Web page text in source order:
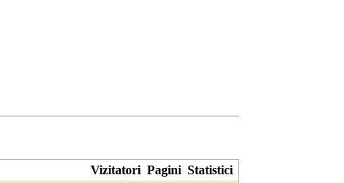
Vizitatori Pagini Statistici